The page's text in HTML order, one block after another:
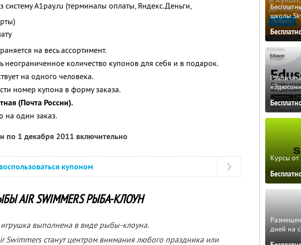
систему A1pay.ru (терминалы оплаты, Яндекс.Деньги,
на весь ассортимент.
неограниченное количество купонов для себя и в подарок.
на одного человека.
номер купона в форму заказа.
(Почта России).
на один заказ.
по 1 декабря 2011 включительно
купоном
AIR SWIMMERS РЫБА-КЛОУН
выполнена в виде рыбы-клоуна.
станут центром внимания любого праздника или
школы
«Эдюсон»
Курсы
дней на